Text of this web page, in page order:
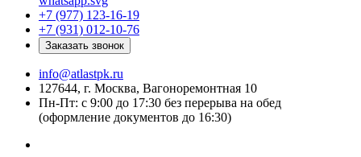
+7 (977) 123-16-19
+7 (931) 012-10-76
Заказать звонок
info@atlastpk.ru
127644, г. Москва, Вагоноремонтная 10
Пн-Пт: с 9:00 до 17:30 без перерыва на обед
(оформление документов до 16:30)